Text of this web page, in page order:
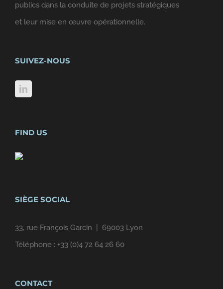
publics dans la conduite de projets stratégiques
et leur mise en œuvre opérationnelle.
SUIVEZ-NOUS
FIND US
SIÈGE SOCIAL
33, rue François Garcin | 69003 Lyon
Téléphone : +33 (0)4 72 64 26 60
CONTACT